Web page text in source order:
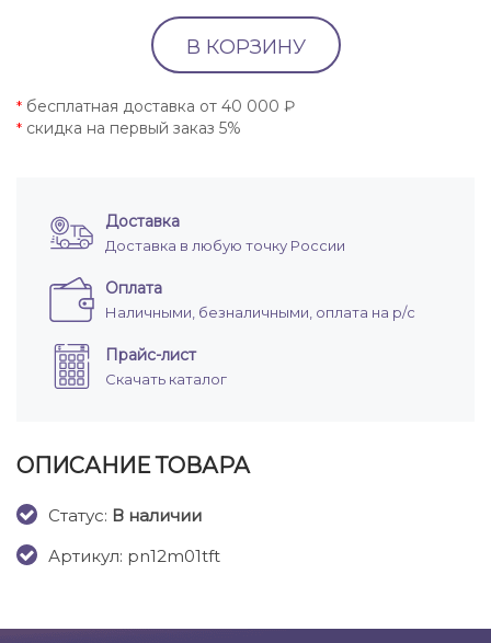
В КОРЗИНУ
* бесплатная доставка от 40 000 ₽
* скидка на первый заказ 5%
Доставка
Доставка в любую точку России
Оплата
Наличными, безналичными, оплата на р/с
Прайс-лист
Скачать каталог
ОПИСАНИЕ ТОВАРА
Cтатус: В наличии
Артикул: pn12m01tft